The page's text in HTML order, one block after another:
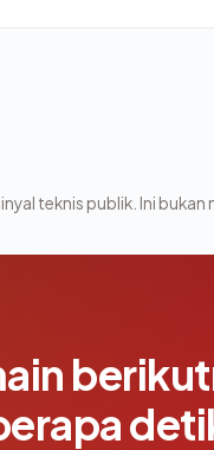
teknis publik. Ini bukan